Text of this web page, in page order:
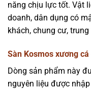
năng chịu lực tốt. Vật
doanh, dân dụng có
khách, chung cư,
Sàn Kosmos xương
Dòng sản phẩm này
nguyên liệu được